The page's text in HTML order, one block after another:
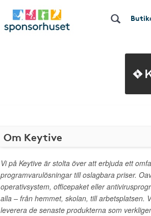
Om Keytive
Vi på Keytive är stolta över att erbjuda ett
programvarulösningar till oslagbara priser.
operativsystem, officepaket eller
alla – från hemmet, skolan, till arbetsplatsen.
leverera de senaste produkterna som